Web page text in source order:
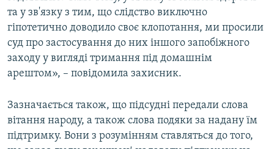
та у зв'язку з тим, що слідство виключно
гіпотетично доводило своє клопотання, ми просили
суд про застосування до них іншого запобіжного
заходу у вигляді тримання під домашнім
арештом», – повідомила захисник.
Зазначається також, що підсудні передали слова
вітання народу, а також слова подяки за надану їм
підтримку. Вони з розумінням ставляться до того,